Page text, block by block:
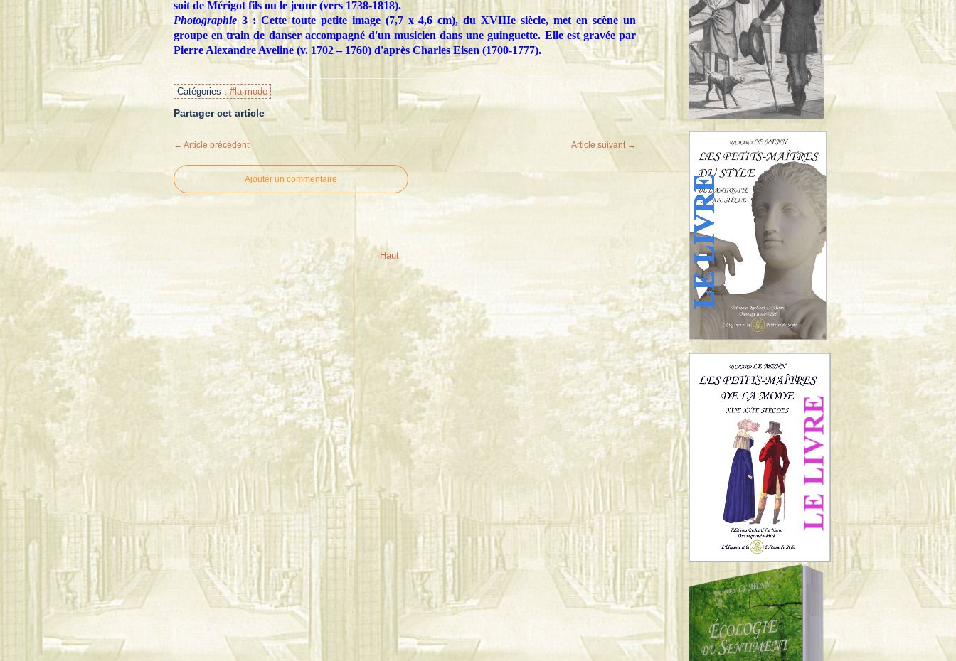
soit de Mérigot fils ou le jeune (vers 1738-1818).
Photographie 3 : Cette toute petite image (7,7 x 4,6 cm), du XVIIIe siècle, met en scène un
groupe en train de danser accompagné d'un musicien dans une guinguette. Elle est gravée par
Pierre Alexandre Aveline (v. 1702 – 1760) d'après Charles Eisen (1700-1777).
Catégories : #la mode
Partager cet article
← Article précédent Article suivant →
Ajouter un commentaire
Haut